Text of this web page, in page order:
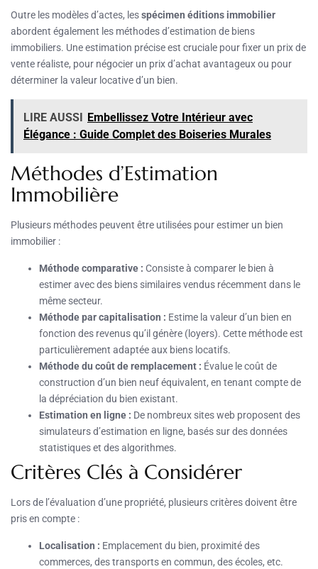
Outre les modèles d’actes, lesspécimen éditions immobilier
abordent également les méthodes d’estimation de biens
immobiliers. Une estimation précise est cruciale pour fixer un prix de
vente réaliste, pour négocier un prix d’achat avantageux ou pour
déterminer la valeur locative d’un bien.
LIRE AUSSI
Embellissez Votre Intérieur avec
Élégance : Guide Complet des Boiseries Murales
Méthodes d’Estimation
Immobilière
Plusieurs méthodes peuvent être utilisées pour estimer un bien
immobilier :
Méthode comparative : Consiste à comparer le bien à
estimer avec des biens similaires vendus récemment dans le
même secteur.
Méthode par capitalisation : Estime la valeur d’un bien en
fonction des revenus qu’il génère (loyers). Cette méthode est
particulièrement adaptée aux biens locatifs.
Méthode du coût de remplacement : Évalue le coût de
construction d’un bien neuf équivalent, en tenant compte de
la dépréciation du bien existant.
Estimation en ligne : De nombreux sites web proposent des
simulateurs d’estimation en ligne, basés sur des données
statistiques et des algorithmes.
Critères Clés à Considérer
Lors de l’évaluation d’une propriété, plusieurs critères doivent être
pris en compte :
Localisation : Emplacement du bien, proximité des
commerces, des transports en commun, des écoles, etc.